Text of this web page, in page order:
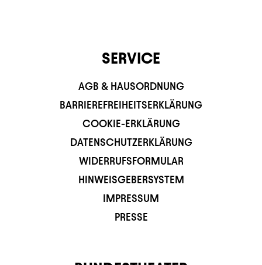
SERVICE
AGB & HAUSORDNUNG
BARRIEREFREIHEITSERKLÄRUNG
COOKIE-ERKLÄRUNG
DATENSCHUTZERKLÄRUNG
WIDERRUFSFORMULAR
HINWEISGEBERSYSTEM
IMPRESSUM
PRESSE